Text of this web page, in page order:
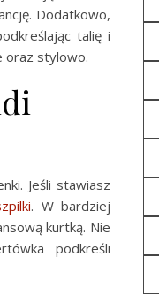
Dodatkowo,
talię i
oraz stylowo.
Jeśli stawiasz
. W bardziej
kurtką. Nie
podkreśli